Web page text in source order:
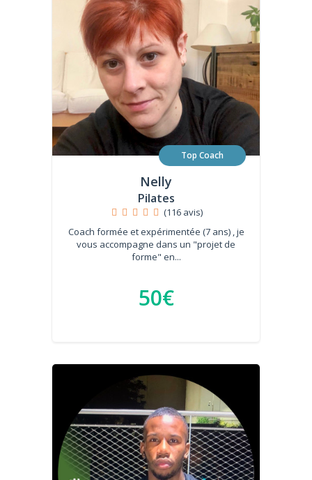
Top Coach
Nelly
Pilates
(116 avis)
Coach formée et expérimentée (7 ans) , je
vous accompagne dans un "projet de
forme" en...
50€